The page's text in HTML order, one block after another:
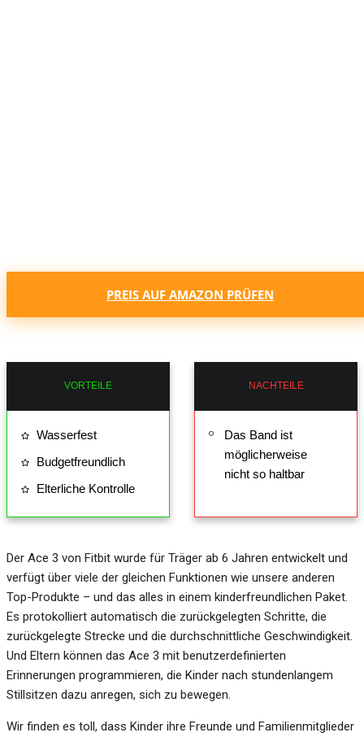
PREIS AUF AMAZON PRÜFEN
VORTEILE
Wasserfest
Budgetfreundlich
Elterliche Kontrolle
NACHTEILE
Das Band ist
möglicherweise
nicht so haltbar
Der Ace 3 von Fitbit wurde für Träger ab 6 Jahren entwickelt und
verfügt über viele der gleichen Funktionen wie unsere anderen
Top-Produkte – und das alles in einem kinderfreundlichen Paket.
Es protokolliert automatisch die zurückgelegten Schritte, die
zurückgelegte Strecke und die durchschnittliche Geschwindigkeit.
Und Eltern können das Ace 3 mit benutzerdefinierten
Erinnerungen programmieren, die Kinder nach stundenlangem
Stillsitzen dazu anregen, sich zu bewegen.
Wir finden es toll, dass Kinder ihre Freunde und Familienmitglieder